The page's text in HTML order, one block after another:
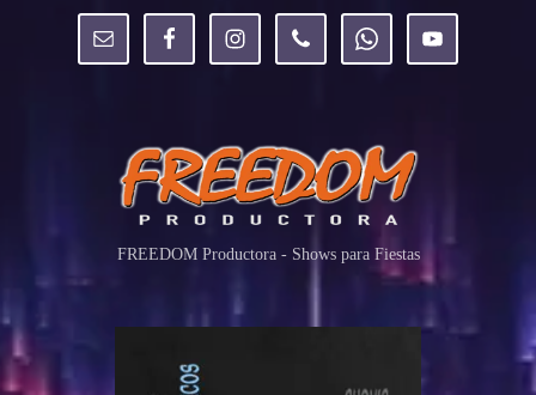
FREEDOM Productora - Shows para Fiestas